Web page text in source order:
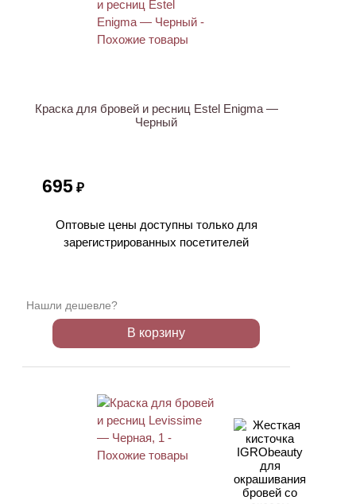
Краска для бровей и ресниц Estel Enigma —
Черный
695 ₽
Оптовые цены доступны только для
зарегистрированных посетителей
Нашли дешевле?
В корзину